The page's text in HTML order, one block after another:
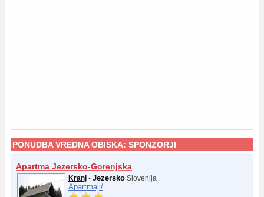
PONUDBA VREDNA OBISKA: SPONZORJI
Apartma Jezersko-Gorenjska
Kranj - Jezersko Slovenija
Apartmaji/